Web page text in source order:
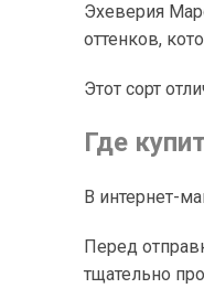
Эхеверия
оттенков,
Этот сорт
Где
В интернет-
Перед
тщательно